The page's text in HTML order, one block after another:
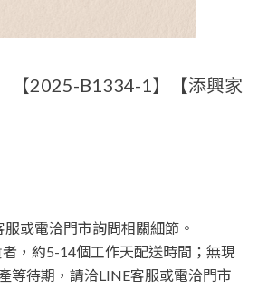
【2025-B1334-1】【添興家
或電洽門市詢問相關細節。
，約5-14個工作天配送時間；無現
等待期，請洽LINE客服或電洽門市